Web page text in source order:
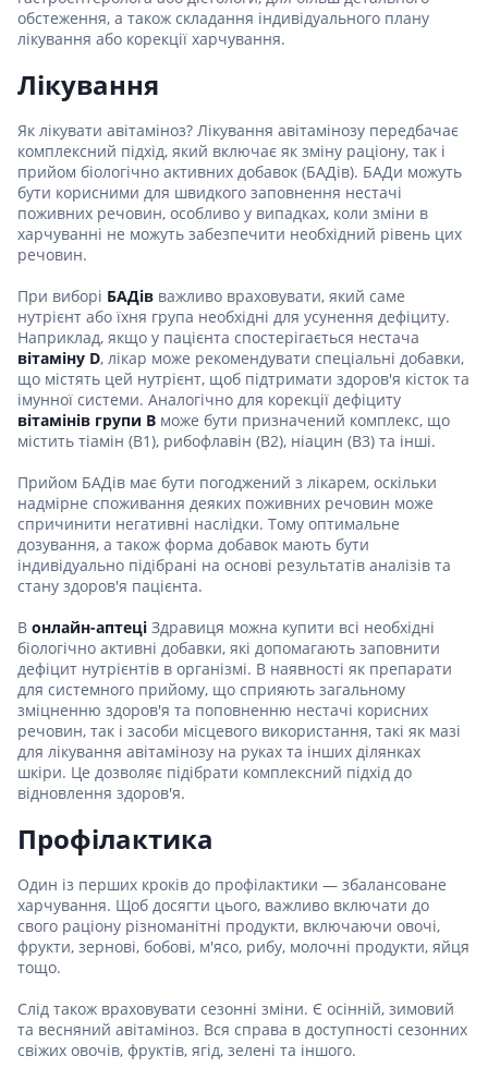
обстеження, а також складання індивідуального плану
лікування або корекції харчування.
Лікування
Як лікувати авітаміноз? Лікування авітамінозу передбачає
комплексний підхід, який включає як зміну раціону, так і
прийом біологічно активних добавок (БАДів). БАДи можуть
бути корисними для швидкого заповнення нестачі
поживних речовин, особливо у випадках, коли зміни в
харчуванні не можуть забезпечити необхідний рівень цих
речовин.
При виборі БАДів важливо враховувати, який саме
нутрієнт або їхня група необхідні для усунення дефіциту.
Наприклад, якщо у пацієнта спостерігається нестача
вітаміну D, лікар може рекомендувати спеціальні добавки,
що містять цей нутрієнт, щоб підтримати здоров'я кісток та
імунної системи. Аналогічно для корекції дефіциту
вітамінів групи B може бути призначений комплекс, що
містить тіамін (B1), рибофлавін (B2), ніацин (B3) та інші.
Прийом БАДів має бути погоджений з лікарем, оскільки
надмірне споживання деяких поживних речовин може
спричинити негативні наслідки. Тому оптимальне
дозування, а також форма добавок мають бути
індивідуально підібрані на основі результатів аналізів та
стану здоров'я пацієнта.
В онлайн-аптеці Здравиця можна купити всі необхідні
біологічно активні добавки, які допомагають заповнити
дефіцит нутрієнтів в організмі. В наявності як препарати
для системного прийому, що сприяють загальному
зміцненню здоров'я та поповненню нестачі корисних
речовин, так і засоби місцевого використання, такі як мазі
для лікування авітамінозу на руках та інших ділянках
шкіри. Це дозволяє підібрати комплексний підхід до
відновлення здоров'я.
Профілактика
Один із перших кроків до профілактики — збалансоване
харчування. Щоб досягти цього, важливо включати до
свого раціону різноманітні продукти, включаючи овочі,
фрукти, зернові, бобові, м'ясо, рибу, молочні продукти, яйця
тощо.
Слід також враховувати сезонні зміни. Є осінній, зимовий
та весняний авітаміноз. Вся справа в доступності сезонних
свіжих овочів, фруктів, ягід, зелені та іншого.